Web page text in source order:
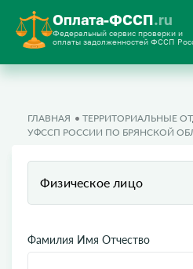
Оплата-ФССП.ru
Федеральный сервис проверки и
оплаты задолженностей ФССП
ГЛАВНАЯ
ТЕРРИТОРИАЛЬНЫЕ
УФССП РОССИИ ПО БРЯНСКОЙ
Физическое лицо
Фамилия Имя Отчество